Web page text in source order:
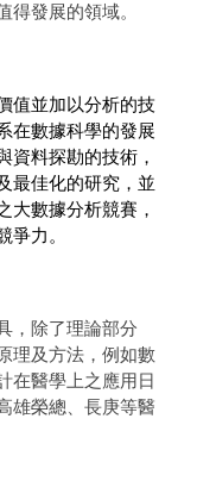
得發展的領域。
值並加以分析的技
在數據科學的發展
資料探勘的技術，
最佳化的研究，並
大數據分析競賽，
爭力。
，除了理論部分
理及方法，例如數
在醫學上之應用日
雄榮總、長庚等醫